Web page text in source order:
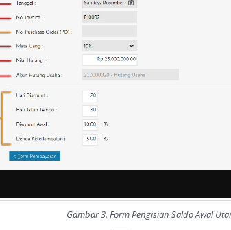
Gambar 3. Form Pengisian Saldo Awal